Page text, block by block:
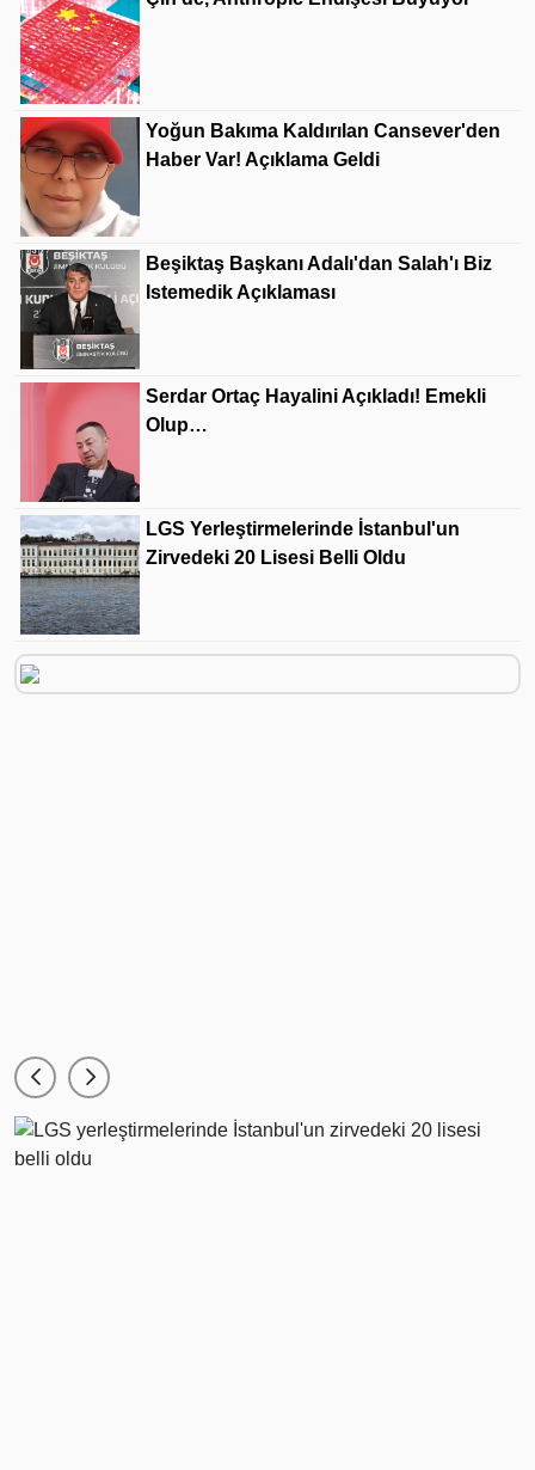
Yoğun Bakıma Kaldırılan Cansever'den
Haber Var! Açıklama Geldi
Beşiktaş Başkanı Adalı'dan Salah'ı Biz
Istemedik Açıklaması
Serdar Ortaç Hayalini Açıkladı! Emekli
Olup…
LGS Yerleştirmelerinde İstanbul'un
Zirvedeki 20 Lisesi Belli Oldu